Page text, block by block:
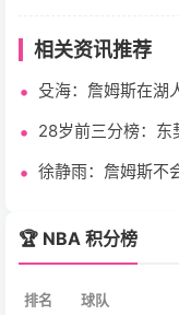
相关资讯推荐
殳海：詹姆斯在湖
28岁前三分榜：
徐静雨：詹姆斯不
🏆 NBA 积分榜
排名 球队